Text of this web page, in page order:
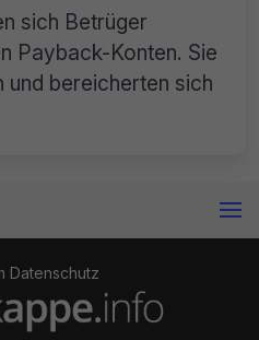
sich Betrüger
Payback-Konten. Sie
und bereicherten sich
Datenschutz